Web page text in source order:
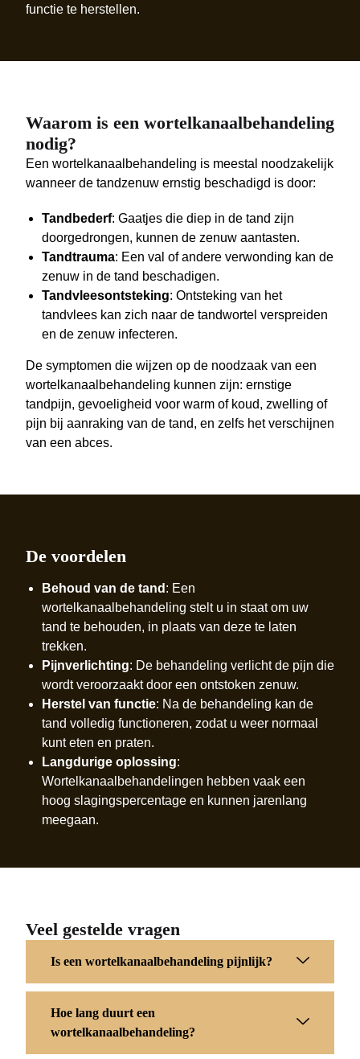
functie te herstellen.
Waarom is een wortelkanaalbehandeling
nodig?
Een wortelkanaalbehandeling is meestal noodzakelijk
wanneer de tandzenuw ernstig beschadigd is door:
Tandbederf: Gaatjes die diep in de tand zijn
doorgedrongen, kunnen de zenuw aantasten.
Tandtrauma: Een val of andere verwonding kan de
zenuw in de tand beschadigen.
Tandvleesontsteking: Ontsteking van het
tandvlees kan zich naar de tandwortel verspreiden
en de zenuw infecteren.
De symptomen die wijzen op de noodzaak van een
wortelkanaalbehandeling kunnen zijn: ernstige
tandpijn, gevoeligheid voor warm of koud, zwelling of
pijn bij aanraking van de tand, en zelfs het verschijnen
van een abces.
De voordelen
Behoud van de tand : Een
wortelkanaalbehandeling stelt u in staat om uw
tand te behouden, in plaats van deze te laten
trekken.
Pijnverlichting: De behandeling verlicht de pijn die
wordt veroorzaakt door een ontstoken zenuw.
Herstel van functie: Na de behandeling kan de
tand volledig functioneren, zodat u weer normaal
kunt eten en praten.
Langdurige oplossing:
Wortelkanaalbehandelingen hebben vaak een
hoog slagingspercentage en kunnen jarenlang
meegaan.
Veel gestelde vragen
Is een wortelkanaalbehandeling pijnlijk?
Hoe lang duurt een
wortelkanaalbehandeling?